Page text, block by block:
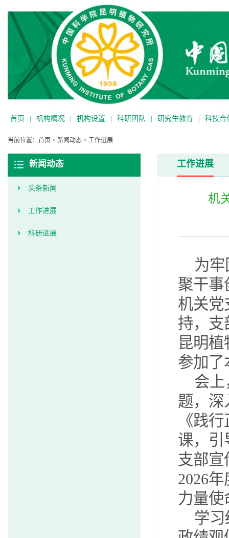
首页 | 机构概况 | 机构设置 | 科研团队 | 研究生教育 | 科技合
当前位置： 首页 > 新闻动态 > 工作进展
新闻动态
头条新闻
工作进展
科研进展
工作进展
机
为
聚干事
机关党
持， 支
昆明植
参加了
会
题，深
《践
课，引
支部宣
2026
力量使
学